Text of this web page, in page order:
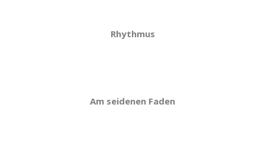
Rhythmus
Am seidenen Faden